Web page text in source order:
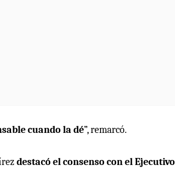
cuando la dé”, remarcó.
destacó el consenso con el Ejecutivo